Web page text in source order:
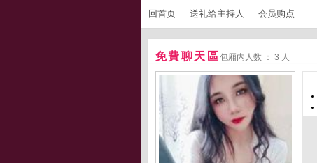
回首页 送礼给主持人 会员购点
免費聊天區包厢内人数 ： 3 人